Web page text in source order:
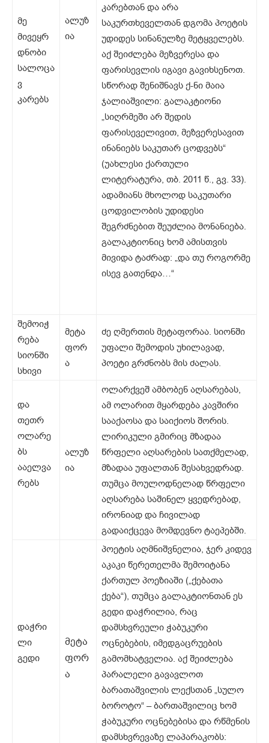
მე
მივეყრ
დნობი
სალოცა
ვ
კარებს
ალუზ
ია
კარებთან და არა
საკურთხეველთან დგომა პოეტის
უდიდეს სინანულზე მეტყველებს.
აქ შეიძლება მეზვერესა და
ფარისევლის იგავი გავიხსენოთ.
სწორად შენიშნავს ქ-ნი მაია
ჯალიაშვილი: გალაკტიონი
„სიღრმეში არ შედის
ფარისეველივით, მეზვერესავით
ინანიებს საკუთარ ცოდვებს“
(უახლესი ქართული
ლიტერატურა, თბ. 2011 წ., გვ. 33).
ადამიანს მხოლოდ საკუთარი
ცოდვილობის უდიდესი
შეგრძნებით შეუძლია მონანიება.
გალაკტიონიც ხომ ამისთვის
მივიდა ტაძრად: „და თუ როგორმე
ისევ გათენდა…“
შემოიჭ
რება
სიონში
სხივი
მეტა
ფორ
ა
ძე ღმერთის მეტაფორაა. სიონში
უფალი შემოდის უხილავად,
პოეტი გრძნობს მის ძალას.
და
თეთრ
ოლარე
ბს
ააელვა
რებს
ალუზ
ია
ოლარქვეშ ამბობენ აღსარებას,
ამ ოლარით მყარდება კავშირი
სააქაოსა და საიქიოს შორის.
ლირიკული გმირიც მზადაა
წრფელი აღსარების სათქმელად,
მზადაა უფალთან შესახვედრად.
თუმცა მოულოდნელად წრფელი
აღსარება საშინელ ყვედრებად,
ირონიად და ჩივილად
გადაიქცევა მომდევნო ტაეპებში.
დაჭრი
ლი
გედი
მეტა
ფორ
ა
პოეტის აღმნიშვნელია, ჯერ კიდევ
აკაკი წერეთელმა შემოიტანა
ქართულ პოეზიაში („ქებათა
ქება“), თუმცა გალაკტიონთან ეს
გედი დაჭრილია, რაც
დამსხვრეული ჭაბუკური
ოცნებების, იმედგაცრუების
გამომხატველია. აქ შეიძლება
პარალელი გავავლოთ
ბარათაშვილის ლექსთან „სულო
ბოროტო“ – ბართაშვილიც ხომ
ჭაბუკური ოცნებებისა და რწმენის
დამსხვრევაზე ლაპარაკობს: